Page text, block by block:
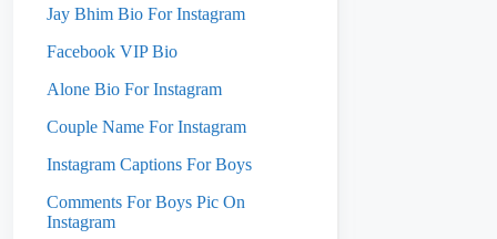
Jay Bhim Bio For Instagram
Facebook VIP Bio
Alone Bio For Instagram
Couple Name For Instagram
Instagram Captions For Boys
Comments For Boys Pic On
Instagram